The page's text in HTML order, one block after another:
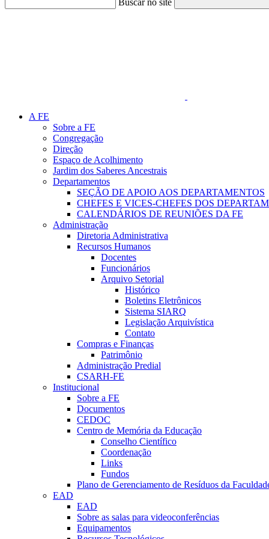
Buscar no site
A FE
Sobre a FE
Congregação
Direção
Espaço de Acolhimento
Jardim dos Saberes Ancestrais
Departamentos
SEÇÃO DE APOIO AOS DEPARTAMENTOS
CHEFES E VICES-CHEFES DOS
CALENDÁRIOS DE REUNIÕES DA FE
Administração
Diretoria Administrativa
Recursos Humanos
Docentes
Funcionários
Arquivo Setorial
Histórico
Boletins Eletrônicos
Sistema SIARQ
Legislação Arquivística
Contato
Compras e Finanças
Patrimônio
Administração Predial
CSARH-FE
Institucional
Sobre a FE
Documentos
CEDOC
Centro de Memória da Educação
Conselho Científico
Coordenação
Links
Fundos
Plano de Gerenciamento de Resíduos da
EAD
EAD
Sobre as salas para videoconferências
Equipamentos